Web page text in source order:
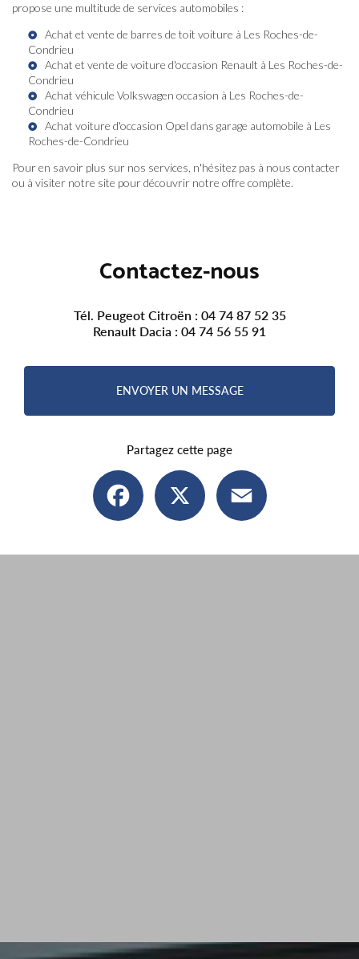
propose une multitude de services automobiles :
Achat et vente de barres de toit voiture à Les Roches-de-
Condrieu
Achat et vente de voiture d'occasion Renault à Les Roches-de-
Condrieu
Achat véhicule Volkswagen occasion à Les Roches-de-
Condrieu
Achat voiture d'occasion Opel dans garage automobile à Les
Roches-de-Condrieu
Pour en savoir plus sur nos services, n'hésitez pas à nous contacter
ou à visiter notre site pour découvrir notre offre complète.
Contactez-nous
Tél. Peugeot Citroën : 04 74 87 52 35
Renault Dacia : 04 74 56 55 91
ENVOYER UN MESSAGE
Partagez cette page
Facebook